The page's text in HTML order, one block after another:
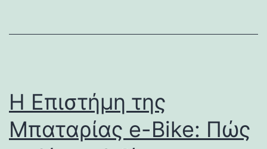
Η Επιστήμη της
Μπαταρίας e-Bike: Πώς